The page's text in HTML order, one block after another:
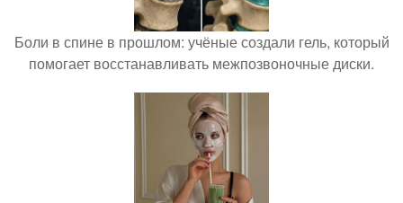
Боли в спине в прошлом: учёные создали гель, который
помогает восстанавливать межпозвоночные диски.